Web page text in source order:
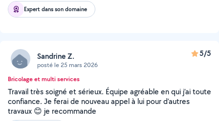
Expert dans son domaine
Sandrine Z.
posté le 25 mars 2026
5/5
Bricolage et multi services
Travail très soigné et sérieux. Équipe agréable en qui j’ai toute
confiance. Je ferai de nouveau appel à lui pour d’autres
travaux 😊 je recommande